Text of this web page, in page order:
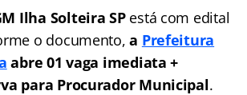
Ilha Solteira SPestá com edital
o documento,a Prefeitura
abre 01 vaga imediata +
para Procurador Municipal.